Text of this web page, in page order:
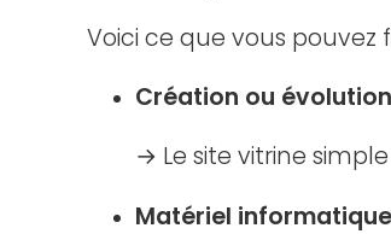
Voici ce que vous pouvez
Création ou
→ Le site vitrine simple
Matériel informatique